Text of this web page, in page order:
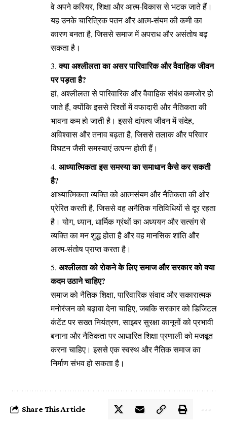
वे अपने करियर, शिक्षा और आत्म-विकास से भटक जाते हैं।
यह उनके चारित्रिक पतन और आत्म-संयम की कमी का
कारण बनता है, जिससे समाज में अपराध और असंतोष बढ़
सकता है।
क्या अश्लीलता का असर पारिवारिक और वैवाहिक जीवन
पर पड़ता है?
हां, अश्लीलता से पारिवारिक और वैवाहिक संबंध कमजोर हो
जाते हैं, क्योंकि इससे रिश्तों में वफादारी और नैतिकता की
भावना कम हो जाती है। इससे दांपत्य जीवन में संदेह,
अविश्वास और तनाव बढ़ता है, जिससे तलाक और परिवार
विघटन जैसी समस्याएं उत्पन्न होती हैं।
आध्यात्मिकता इस समस्या का समाधान कैसे कर सकती
है?
आध्यात्मिकता व्यक्ति को आत्मसंयम और नैतिकता की ओर
प्रेरित करती है, जिससे वह अनैतिक गतिविधियों से दूर रहता
है। योग, ध्यान, धार्मिक ग्रंथों का अध्ययन और सत्संग से
व्यक्ति का मन शुद्ध होता है और वह मानसिक शांति और
आत्म-संतोष प्राप्त करता है।
अश्लीलता को रोकने के लिए समाज और सरकार को क्या
कदम उठाने चाहिए?
समाज को नैतिक शिक्षा, पारिवारिक संवाद और सकारात्मक
मनोरंजन को बढ़ावा देना चाहिए, जबकि सरकार को डिजिटल
कंटेंट पर सख्त नियंत्रण, साइबर सुरक्षा कानूनों को प्रभावी
बनाना और नैतिकता पर आधारित शिक्षा प्रणाली को मजबूत
करना चाहिए। इससे एक स्वस्थ और नैतिक समाज का
निर्माण संभव हो सकता है।
Share This Article